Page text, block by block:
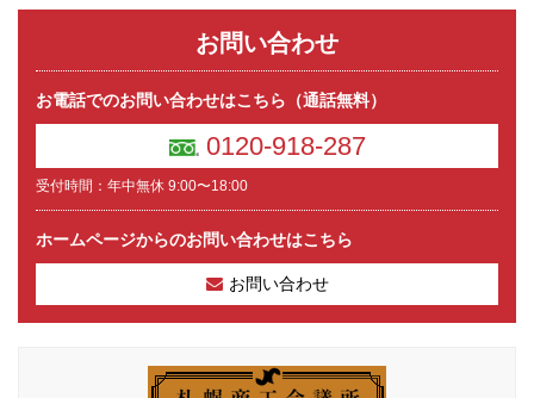
お問い合わせ
お電話でのお問い合わせはこちら（通話無料）
0120-918-287
受付時間：年中無休 9:00〜18:00
ホームページからのお問い合わせはこちら
お問い合わせ